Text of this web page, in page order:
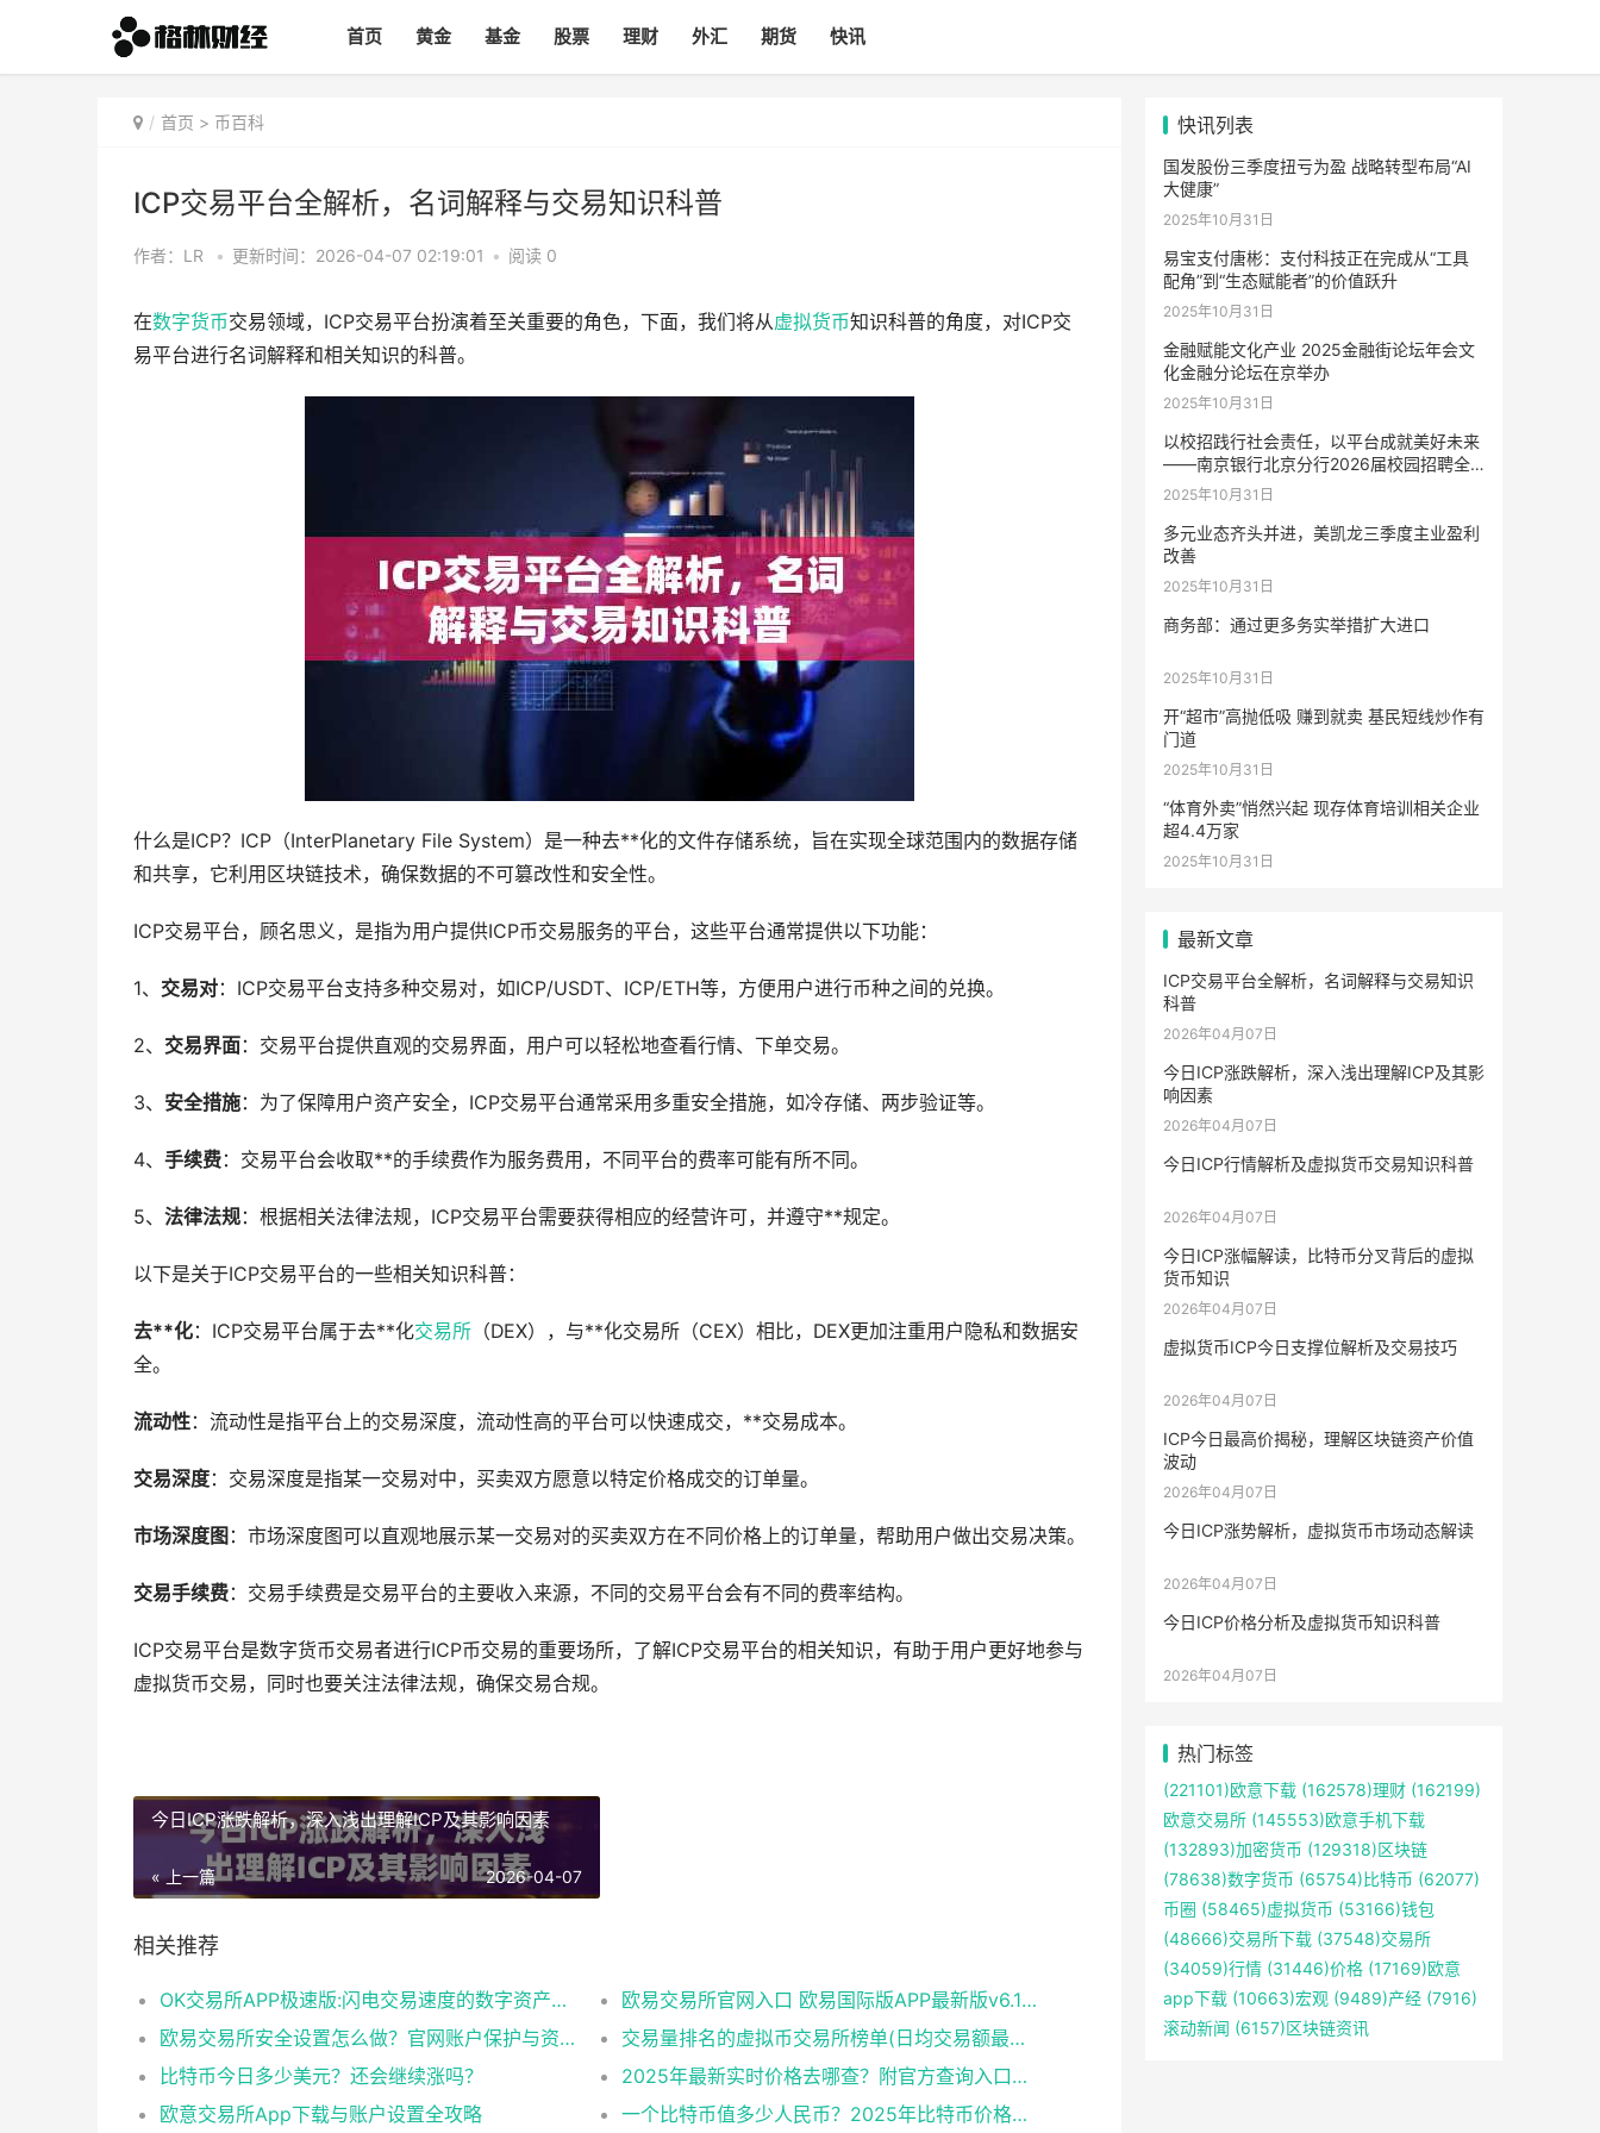
首页 黄金 基金 股票 理财 外汇 期货 快讯
首页 > 币百科
ICP交易平台全解析，名词解释与交易知识科普
作者：LR • 更新时间：2026-04-07 02:19:01 • 阅读 0
在数字货币交易领域，ICP交易平台扮演着至关重要的角色，下面，我们将从虚拟货币知识科普的角度，对ICP交
易平台进行名词解释和相关知识的科普。
什么是ICP？ICP（InterPlanetary File System）是一种去**化的文件存储系统，旨在实现全球范围内的数据存储
和共享，它利用区块链技术，确保数据的不可篡改性和安全性。
ICP交易平台，顾名思义，是指为用户提供ICP币交易服务的平台，这些平台通常提供以下功能：
1、 交易对：ICP交易平台支持多种交易对，如ICP/USDT、ICP/ETH等，方便用户进行币种之间的兑换。
2、 交易界面：交易平台提供直观的交易界面，用户可以轻松地查看行情、下单交易。
3、 安全措施：为了保障用户资产安全，ICP交易平台通常采用多重安全措施，如冷存储、两步验证等。
4、 手续费：交易平台会收取**的手续费作为服务费用，不同平台的费率可能有所不同。
5、 法律法规：根据相关法律法规，ICP交易平台需要获得相应的经营许可，并遵守**规定。
以下是关于ICP交易平台的一些相关知识科普：
去**化：ICP交易平台属于去**化交易所 （DEX），与**化交易所（CEX）相比，DEX更加注重用户隐私和数据安
全。
流动性：流动性是指平台上的交易深度，流动性高的平台可以快速成交，**交易成本。
交易深度：交易深度是指某一交易对中，买卖双方愿意以特定价格成交的订单量。
市场深度图 ：市场深度图可以直观地展示某一交易对的买卖双方在不同价格上的订单量，帮助用户做出交易决策。
交易手续费：交易手续费是交易平台的主要收入来源，不同的交易平台会有不同的费率结构。
ICP交易平台是数字货币交易者进行ICP币交易的重要场所，了解ICP交易平台的相关知识，有助于用户更好地参与
虚拟货币交易，同时也要关注法律法规，确保交易合规。
今日ICP涨跌解析，深入浅出理解ICP及其影响因素
« 上一篇 2026-04-07
相关推荐
OK交易所APP极速版:闪电交易速度的数字资产平台​
欧易交易所官网入口 欧易国际版APP最新版v6.144.0下载与使用指南
欧易交易所安全设置怎么做？官网账户保护与资产防盗完整教程
交易量排名的虚拟币交易所榜单(日均交易额最高的10家平台)
比特币今日多少美元？还会继续涨吗？​
2025年最新实时价格去哪查？附官方查询入口与走势图！​
欧意交易所App下载与账户设置全攻略
一个比特币值多少人民币？2025年比特币价格解析
快讯列表
国发股份三季度扭亏为盈 战略转型布局“AI
大健康”
2025年10月31日
易宝支付唐彬：支付科技正在完成从“工具
配角”到“生态赋能者”的价值跃升
2025年10月31日
金融赋能文化产业 2025金融街论坛年会文
化金融分论坛在京举办
2025年10月31日
以校招践行社会责任，以平台成就美好未来
——南京银行北京分行2026届校园招聘全
面启动
2025年10月31日
多元业态齐头并进，美凯龙三季度主业盈利
改善
2025年10月31日
商务部：通过更多务实举措扩大进口
2025年10月31日
开“超市”高抛低吸 赚到就卖 基民短线炒作有
门道
2025年10月31日
“体育外卖”悄然兴起 现存体育培训相关企业
超4.4万家
2025年10月31日
最新文章
ICP交易平台全解析，名词解释与交易知识
科普
2026年04月07日
今日ICP涨跌解析，深入浅出理解ICP及其影
响因素
2026年04月07日
今日ICP行情解析及虚拟货币交易知识科普
2026年04月07日
今日ICP涨幅解读，比特币分叉背后的虚拟
货币知识
2026年04月07日
虚拟货币ICP今日支撑位解析及交易技巧
2026年04月07日
ICP今日最高价揭秘，理解区块链资产价值
波动
2026年04月07日
今日ICP涨势解析，虚拟货币市场动态解读
2026年04月07日
今日ICP价格分析及虚拟货币知识科普
2026年04月07日
热门标签
(221101)欧意下载 (162578)理财 (162199)
欧意交易所 (145553)欧意手机下载
(132893)加密货币 (129318)区块链
(78638)数字货币 (65754)比特币 (62077)
币圈 (58465)虚拟货币 (53166)钱包
(48666)交易所下载 (37548)交易所
(34059)行情 (31446)价格 (17169)欧意
app下载 (10663)宏观 (9489)产经 (7916)
滚动新闻 (6157)区块链资讯